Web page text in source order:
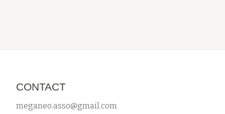
CONTACT
meganeo.asso@gmail.com